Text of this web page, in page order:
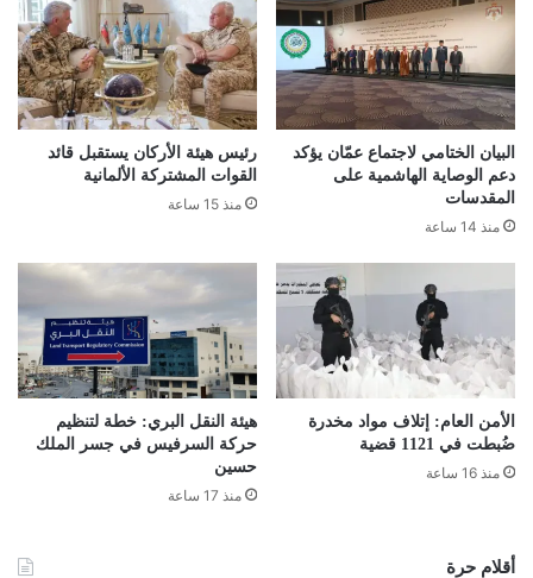
البيان الختامي لاجتماع عمّان يؤكد
دعم الوصاية الهاشمية على
المقدسات
منذ 14 ساعة
رئيس هيئة الأركان يستقبل قائد
القوات المشتركة الألمانية
منذ 15 ساعة
الأمن العام: إتلاف مواد مخدرة
ضُبطت في 1121 قضية
منذ 16 ساعة
هيئة النقل البري: خطة لتنظيم
حركة السرفيس في جسر الملك
حسين
منذ 17 ساعة
أقلام حرة